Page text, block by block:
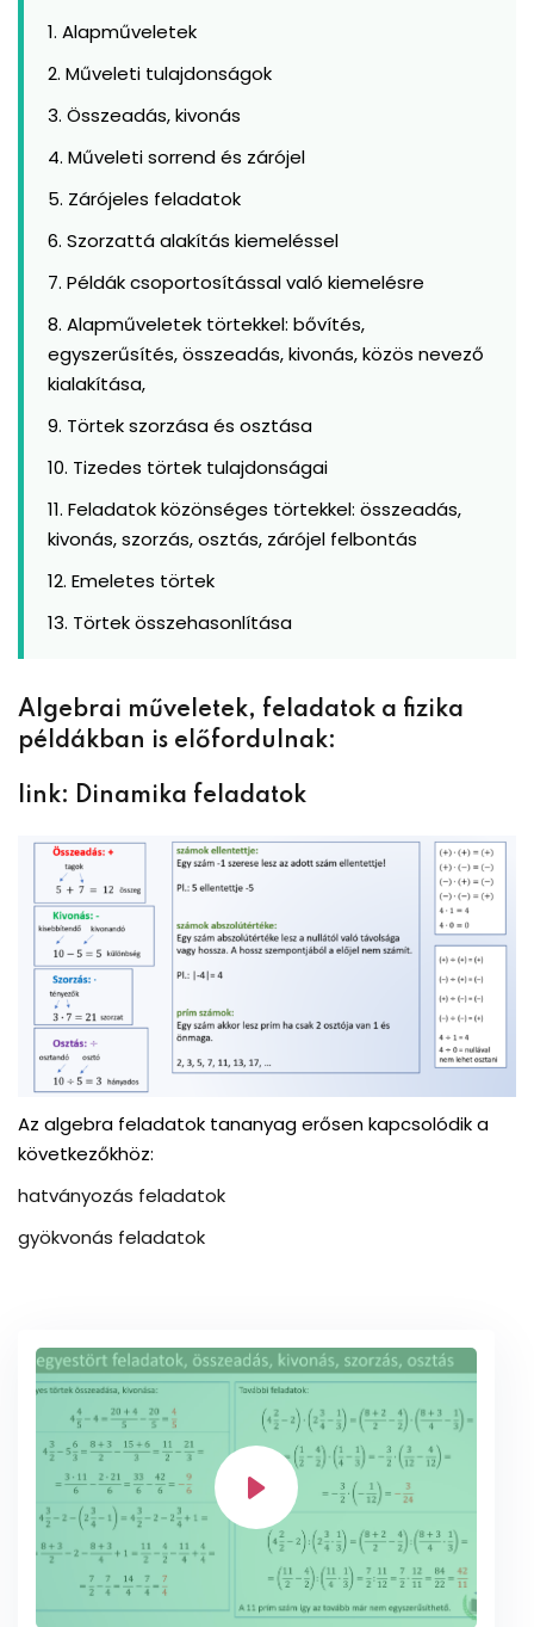
Alapműveletek
Műveleti tulajdonságok
Összeadás, kivonás
Műveleti sorrend és zárójel
Zárójeles feladatok
Szorzattá alakítás kiemeléssel
Példák csoportosítással való kiemelésre
Alapműveletek törtekkel: bővítés,
egyszerűsítés, összeadás, kivonás, közös nevező
kialakítása,
Törtek szorzása és osztása
Tizedes törtek tulajdonságai
Feladatok közönséges törtekkel: összeadás,
kivonás, szorzás, osztás, zárójel felbontás
Emeletes törtek
Törtek összehasonlítása
Algebrai műveletek, feladatok a fizika
példákban is előfordulnak:
link: Dinamika feladatok
Az algebra feladatok tananyag erősen kapcsolódik a
következőkhöz:
hatványozás feladatok
gyökvonás feladatok